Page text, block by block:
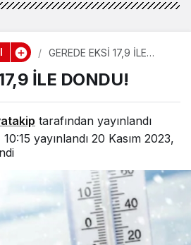
GEREDE EKSİ 17,9 İLE
İLE DONDU!
tarafından yayınlandı
yayınlandı 20 Kasım 2023,